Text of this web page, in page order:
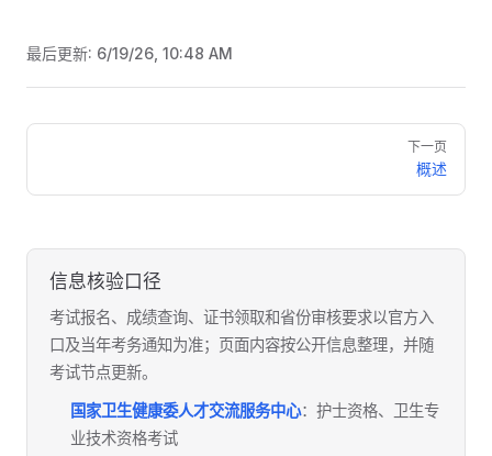
最后更新: 6/19/26, 10:48 AM
Pager
下一页
概述
信息核验口径
考试报名、成绩查询、证书领取和省份审核要求以官方入
口及当年考务通知为准；页面内容按公开信息整理，并随
考试节点更新。
国家卫生健康委人才交流服务中心：护士资格、卫生专
业技术资格考试